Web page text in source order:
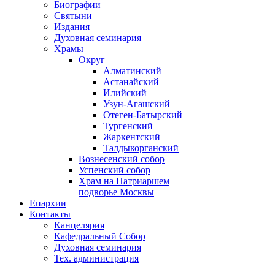
Биографии
Святыни
Издания
Духовная семинария
Храмы
Округ
Алматинский
Астанайский
Илийский
Узун-Агашский
Отеген-Батырский
Тургенский
Жаркентский
Талдыкорганский
Вознесенский собор
Успенский собор
Храм на Патриаршем
подворье Москвы
Епархии
Контакты
Канцелярия
Кафедральный Собор
Духовная семинария
Тех. администрация